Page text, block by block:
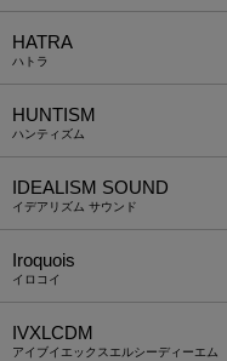
HATRA
ハトラ
HUNTISM
ハンティズム
IDEALISM SOUND
イデアリズム サウンド
Iroquois
イロコイ
IVXLCDM
アイブイエックスエルシーディーエム